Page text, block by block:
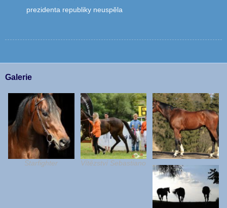
prezidenta republiky neuspěla
Galerie
Starfighter Vítězství Sebastiano